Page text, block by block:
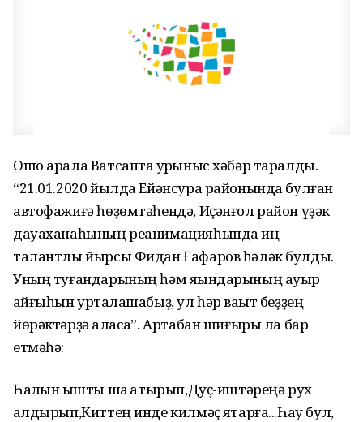
Ошо арала Ватсапта ҡурҡыныс хәбәр таралды.
“21.01.2020 йылда Ейәнсура районында булған
автофажиғә һөҙөмтәһендә, Иҫәнғол район үҙәк
дауаханаһының реанимацияһында иң
талантлы йырсы Фидан Ғафаров һәләк булды.
Уның туғандарының һәм яҡындарының ауыр
ҡайғыһын уртаҡлашабыҙ, ул һәр ваҡыт беҙҙең
йөрәктәрҙә ҡаласаҡ”. Артабан шиғыры ла бар
етмәһә:
Һалҡын ҡышты шаҡ ҡатырып,Дуҫ-иштәреңә рух
ҡалдырып,Киттең инде килмәҫ яҡтарға...Һау бул,